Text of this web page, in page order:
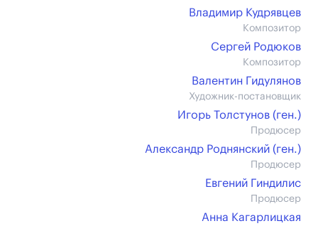
Владимир Кудрявцев
Композитор
Сергей Родюков
Композитор
Валентин Гидулянов
Художник-постановщик
Игорь Толстунов (ген.)
Продюсер
Александр Роднянский (ген.)
Продюсер
Евгений Гиндилис
Продюсер
Анна Кагарлицкая